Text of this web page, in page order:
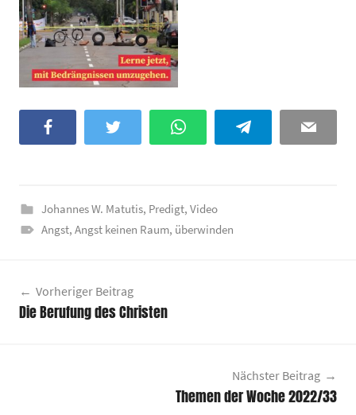
Twitter WhatsApp Telegram Email
Johannes W. Matutis, Predigt, Video
Angst, Angst keinen Raum, überwinden
Vorheriger Beitrag
Die Berufung des Christen
Nächster Beitrag
Themen der Woche 2022/33